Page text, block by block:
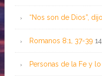
“Nos son de Dios”,
Romanos 8:1, 37-39
Personas de la Fe y